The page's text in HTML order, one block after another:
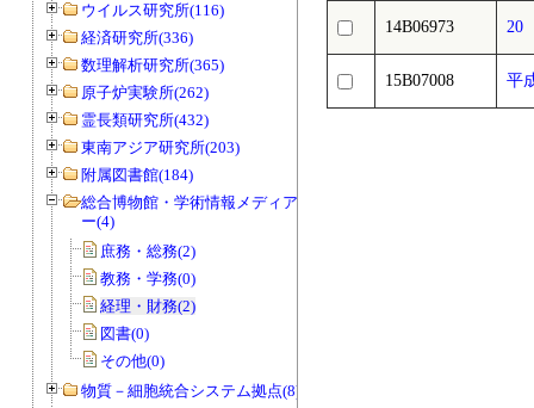
ウイルス研究所(116)
経済研究所(336)
数理解析研究所(365)
原子炉実験所(262)
霊長類研究所(432)
東南アジア研究所(203)
附属図書館(184)
総合博物館・学術情報メディアセンタ
ー(4)
庶務・総務(2)
教務・学務(0)
経理・財務(2)
図書(0)
その他(0)
物質－細胞統合システム拠点(8)
14B06973 20
15B07008 平